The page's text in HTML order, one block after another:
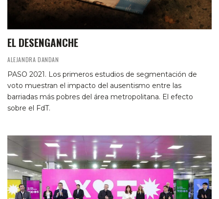
EL DESENGANCHE
ALEJANDRA DANDAN
PASO 2021. Los primeros estudios de segmentación de
voto muestran el impacto del ausentismo entre las
barriadas más pobres del área metropolitana. El efecto
sobre el FdT.